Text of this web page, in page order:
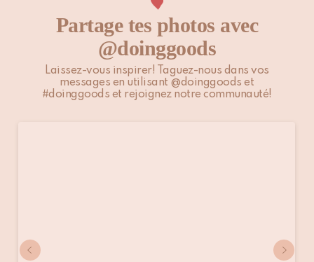
Partage tes photos avec
@doinggoods
Laissez-vous inspirer! Taguez-nous dans vos
messages en utilisant @doinggoods et
#doinggoods et rejoignez notre communauté!